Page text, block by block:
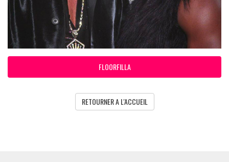
FLOORFILLA
RETOURNER A L'ACCUEIL